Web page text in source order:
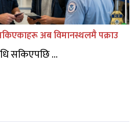
अब विमानस्थलमै पक्राउ
सकिएपछि ...